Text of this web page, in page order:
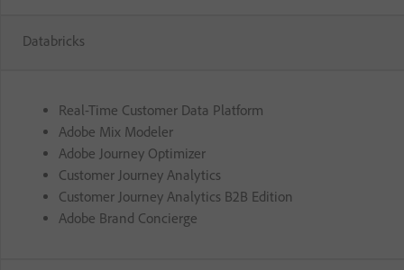
Databricks
Real-Time Customer Data Platform
Adobe Mix Modeler
Adobe Journey Optimizer
Customer Journey Analytics
Customer Journey Analytics B2B Edition
Adobe Brand Concierge